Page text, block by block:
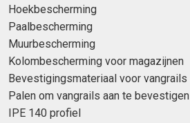
Hoekbescherming
Paalbescherming
Muurbescherming
Kolombescherming voor magazijnen
Bevestigingsmateriaal voor vangrails
Palen om vangrails aan te bevestigen
IPE 140 profiel